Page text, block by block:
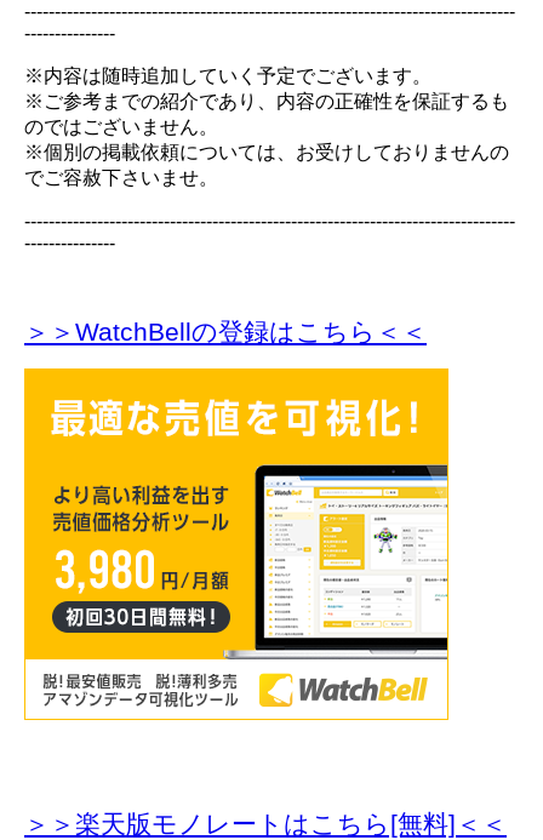
---------------------------------------------------------------------------------
---------------
※内容は随時追加していく予定でございます。
※ご参考までの紹介であり、内容の正確性を保証するも
のではございません。
※個別の掲載依頼については、お受けしておりませんの
でご容赦下さいませ。
---------------------------------------------------------------------------------
---------------
＞＞WatchBellの登録はこちら＜＜
＞＞楽天版モノレートはこちら[無料]＜＜